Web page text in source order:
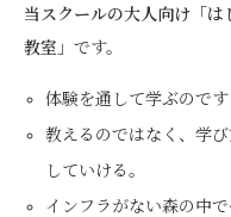
当スクールの大人向け「
教室」 です。
体験を通して学ぶのです
教えるのではなく、学
していける。
インフラがない森の中